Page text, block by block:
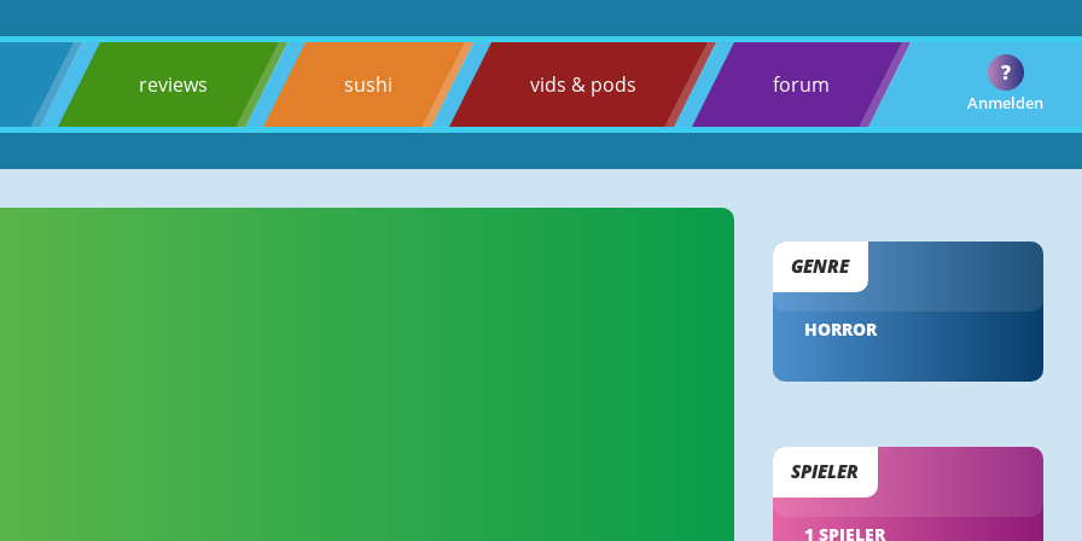
reviews sushi vids & pods forum
Anmelden
?
GENRE
HORROR
SPIELER
1 SPIELER